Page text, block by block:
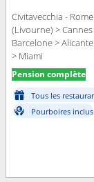
Civitavecchia -
(Livourne) >
Barcelone >
> Miami
Pension complète
Tous les
Pourboires inclus